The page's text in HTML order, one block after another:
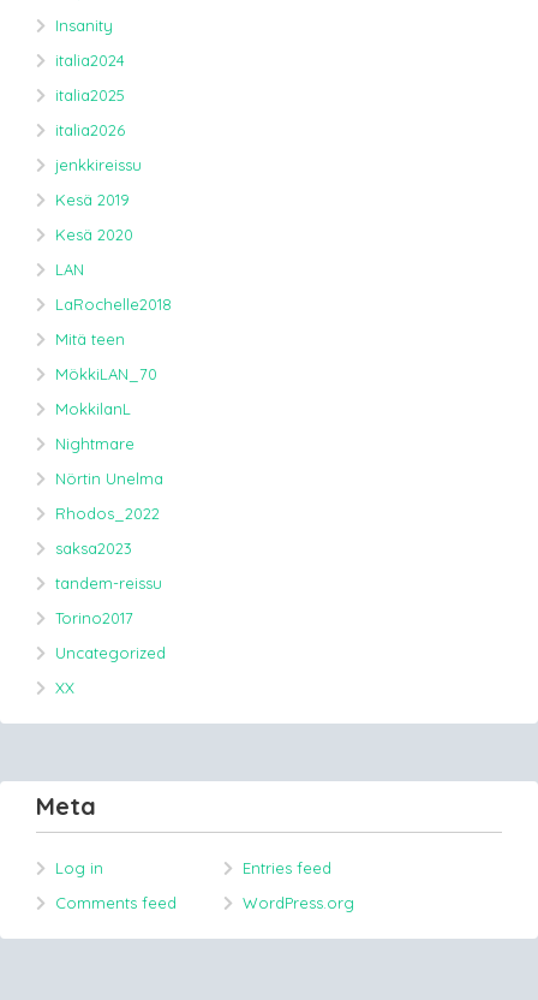
Insanity
italia2024
italia2025
italia2026
jenkkireissu
Kesä 2019
Kesä 2020
LAN
LaRochelle2018
Mitä teen
MökkiLAN_70
MokkilanL
Nightmare
Nörtin Unelma
Rhodos_2022
saksa2023
tandem-reissu
Torino2017
Uncategorized
XX
Meta
Log in
Entries feed
Comments feed
WordPress.org